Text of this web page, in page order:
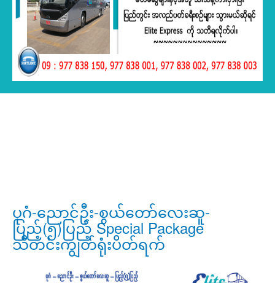
ပုဂံ-ညောင်ဦး-စွယ်တော်လေးဆူ-
ပြည့်(၅)ပြည့် Special Package
သီတင်းကျွတ်ရုံးပိတ်ရက်